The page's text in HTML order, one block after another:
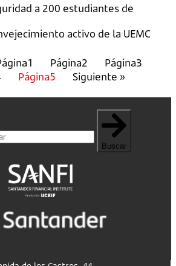
a 200 estudiantes de
activo de la UEMC
1 Página2 Página3
Página5 Siguiente »
Buscar